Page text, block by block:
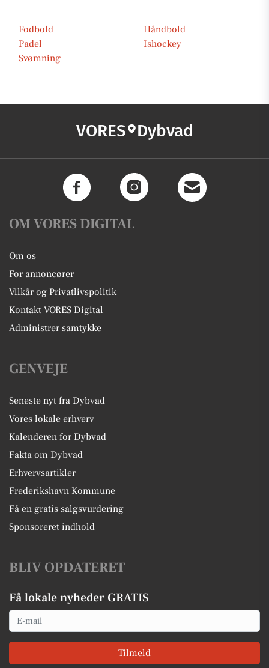
Fodbold
Håndbold
Padel
Ishockey
Svømning
VORES Dybvad
OM VORES DIGITAL
Om os
For annoncører
Vilkår og Privatlivspolitik
Kontakt VORES Digital
Administrer samtykke
GENVEJE
Seneste nyt fra Dybvad
Vores lokale erhverv
Kalenderen for Dybvad
Fakta om Dybvad
Erhvervsartikler
Frederikshavn Kommune
Få en gratis salgsvurdering
Sponsoreret indhold
BLIV OPDATERET
Få lokale nyheder GRATIS
Email
Tilmeld